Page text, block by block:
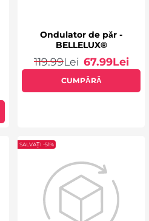
Ondulator de păr -
BELLELUX®
119.99Lei 67.99Lei
CUMPĂRĂ
SALVAȚI -51%